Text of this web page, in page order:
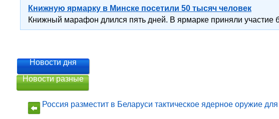
Книжную ярмарку в Минске посетили 50 тысяч человек
Книжный марафон длился пять дней. В ярмарке приняли участие
Новости дня
Новости разные
Россия разместит в Беларуси тактическое ядерное оружие